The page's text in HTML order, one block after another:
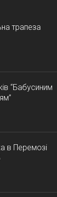
трапеза
“Бабусиним
в Перемозі